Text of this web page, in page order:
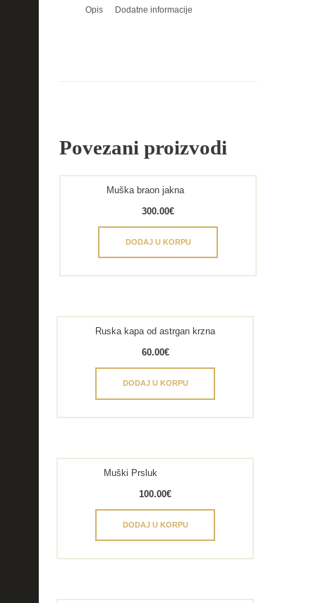
Opis Dodatne informacije
Povezani proizvodi
Muška braon jakna
300.00€
DODAJ U KORPU
Ruska kapa od astrgan krzna
60.00€
DODAJ U KORPU
Muški Prsluk
100.00€
DODAJ U KORPU